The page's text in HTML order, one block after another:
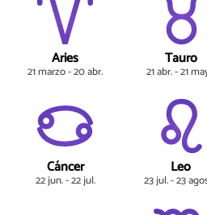
Aries
21 marzo - 20 abr.
Tauro
21 abr. - 21
Cáncer
22 jun. - 22 jul.
Leo
23 jul. - 23